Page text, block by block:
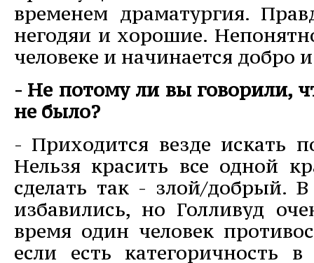
временем драматургия.
негодяи и хорошие.
человеке и начинается добро
- Не потому ли вы говорили,
не было?
- Приходится везде искать
Нельзя красить все одной
сделать так - злой/добрый.
избавились, но Голливуд
время один человек
если есть категоричность